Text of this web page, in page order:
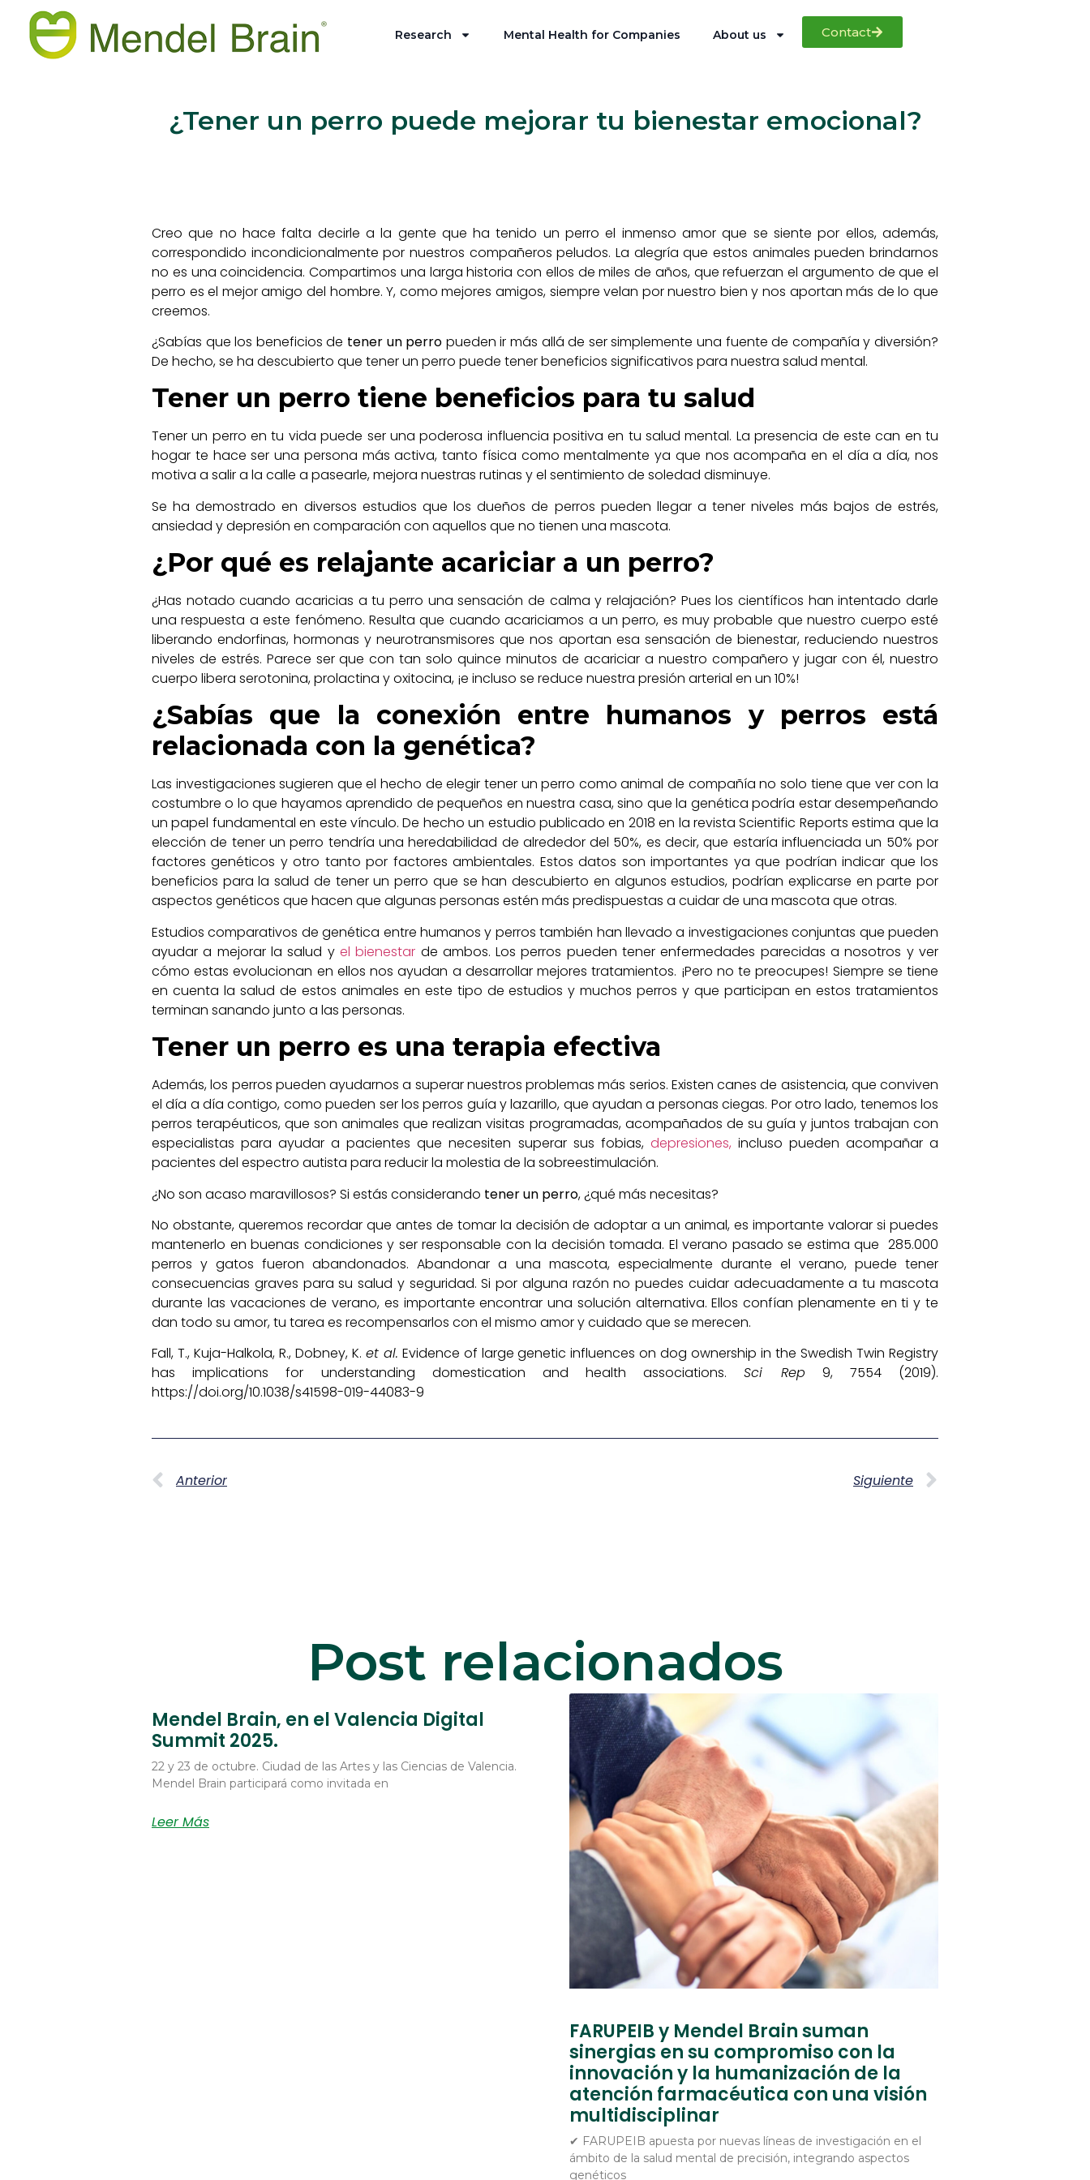
Research Mental Health for Companies About us Contact
¿Tener un perro puede mejorar tu bienestar emocional?
Creo que no hace falta decirle a la gente que ha tenido un perro el inmenso amor que se siente por ellos, además,
correspondido incondicionalmente por nuestros compañeros peludos. La alegría que estos animales pueden brindarnos
no es una coincidencia. Compartimos una larga historia con ellos de miles de años, que refuerzan el argumento de que el
perro es el mejor amigo del hombre. Y, como mejores amigos, siempre velan por nuestro bien y nos aportan más de lo que
creemos.
¿Sabías que los beneficios de tener un perro pueden ir más allá de ser simplemente una fuente de compañía y diversión?
De hecho, se ha descubierto que tener un perro puede tener beneficios significativos para nuestra salud mental.
Tener un perro tiene beneficios para tu salud
Tener un perro en tu vida puede ser una poderosa influencia positiva en tu salud mental. La presencia de este can en tu
hogar te hace ser una persona más activa, tanto física como mentalmente ya que nos acompaña en el día a día, nos
motiva a salir a la calle a pasearle, mejora nuestras rutinas y el sentimiento de soledad disminuye.
Se ha demostrado en diversos estudios que los dueños de perros pueden llegar a tener niveles más bajos de estrés,
ansiedad y depresión en comparación con aquellos que no tienen una mascota.
¿Por qué es relajante acariciar a un perro?
¿Has notado cuando acaricias a tu perro una sensación de calma y relajación? Pues los científicos han intentado darle
una respuesta a este fenómeno. Resulta que cuando acariciamos a un perro, es muy probable que nuestro cuerpo esté
liberando endorfinas, hormonas y neurotransmisores que nos aportan esa sensación de bienestar, reduciendo nuestros
niveles de estrés. Parece ser que con tan solo quince minutos de acariciar a nuestro compañero y jugar con él, nuestro
cuerpo libera serotonina, prolactina y oxitocina, ¡e incluso se reduce nuestra presión arterial en un 10%!
¿Sabías que la conexión entre humanos y perros está
relacionada con la genética?
Las investigaciones sugieren que el hecho de elegir tener un perro como animal de compañía no solo tiene que ver con la
costumbre o lo que hayamos aprendido de pequeños en nuestra casa, sino que la genética podría estar desempeñando
un papel fundamental en este vínculo. De hecho un estudio publicado en 2018 en la revista Scientific Reports estima que la
elección de tener un perro tendría una heredabilidad de alrededor del 50%, es decir, que estaría influenciada un 50% por
factores genéticos y otro tanto por factores ambientales. Estos datos son importantes ya que podrían indicar que los
beneficios para la salud de tener un perro que se han descubierto en algunos estudios, podrían explicarse en parte por
aspectos genéticos que hacen que algunas personas estén más predispuestas a cuidar de una mascota que otras.
Estudios comparativos de genética entre humanos y perros también han llevado a investigaciones conjuntas que pueden
ayudar a mejorar la salud yel bienestar de ambos. Los perros pueden tener enfermedades parecidas a nosotros y ver
cómo estas evolucionan en ellos nos ayudan a desarrollar mejores tratamientos. ¡Pero no te preocupes! Siempre se tiene
en cuenta la salud de estos animales en este tipo de estudios y muchos perros y que participan en estos tratamientos
terminan sanando junto a las personas.
Tener un perro es una terapia efectiva
Además, los perros pueden ayudarnos a superar nuestros problemas más serios. Existen canes de asistencia, que conviven
el día a día contigo, como pueden ser los perros guía y lazarillo, que ayudan a personas ciegas. Por otro lado, tenemos los
perros terapéuticos, que son animales que realizan visitas programadas, acompañados de su guía y juntos trabajan con
especialistas para ayudar a pacientes que necesiten superar sus fobias, depresiones, incluso pueden acompañar a
pacientes del espectro autista para reducir la molestia de la sobreestimulación.
¿No son acaso maravillosos? Si estás considerando tener un perro, ¿qué más necesitas?
No obstante, queremos recordar que antes de tomar la decisión de adoptar a un animal, es importante valorar si puedes
mantenerlo en buenas condiciones y ser responsable con la decisión tomada. El verano pasado se estima que 285.000
perros y gatos fueron abandonados. Abandonar a una mascota, especialmente durante el verano, puede tener
consecuencias graves para su salud y seguridad. Si por alguna razón no puedes cuidar adecuadamente a tu mascota
durante las vacaciones de verano, es importante encontrar una solución alternativa. Ellos confían plenamente en ti y te
dan todo su amor, tu tarea es recompensarlos con el mismo amor y cuidado que se merecen.
Fall, T., Kuja-Halkola, R., Dobney, K. et al. Evidence of large genetic influences on dog ownership in the Swedish Twin Registry
has implications for understanding domestication and health associations.Sci Rep 9, 7554 (2019).
https://doi.org/10.1038/s41598-019-44083-9
Anterior Siguiente
Post relacionados
Mendel Brain, en el Valencia Digital
Summit 2025.
22 y 23 de octubre. Ciudad de las Artes y las Ciencias de Valencia.
Mendel Brain participará como invitada en
Leer Más
FARUPEIB y Mendel Brain suman
sinergias en su compromiso con la
innovación y la humanización de la
atención farmacéutica con una visión
multidisciplinar
✔ FARUPEIB apuesta por nuevas líneas de investigación en el
ámbito de la salud mental de precisión, integrando aspectos
genéticos